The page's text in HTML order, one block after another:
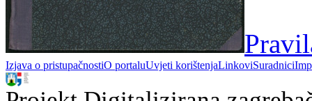
Izjava o pristupačnostiO portaluUvjeti korištenjaLinkoviSuradnici